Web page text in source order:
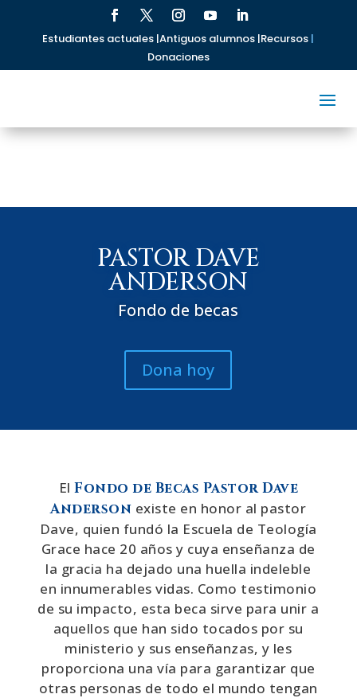
Estudiantes actuales |Antiguos alumnos |Recursos |
Donaciones
PASTOR DAVE
ANDERSON
Fondo de becas
Dona hoy
ElFondo de Becas Pastor Dave
Anderson existe en honor al pastor
Dave, quien fundó la Escuela de Teología
Grace hace 20 años y cuya enseñanza de
la gracia ha dejado una huella indeleble
en innumerables vidas. Como testimonio
de su impacto, esta beca sirve para unir a
aquellos que han sido tocados por su
ministerio y sus enseñanzas, y les
proporciona una vía para garantizar que
otras personas de todo el mundo tengan